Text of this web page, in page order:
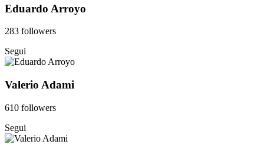
Eduardo Arroyo
283 followers
Segui
Valerio Adami
610 followers
Segui